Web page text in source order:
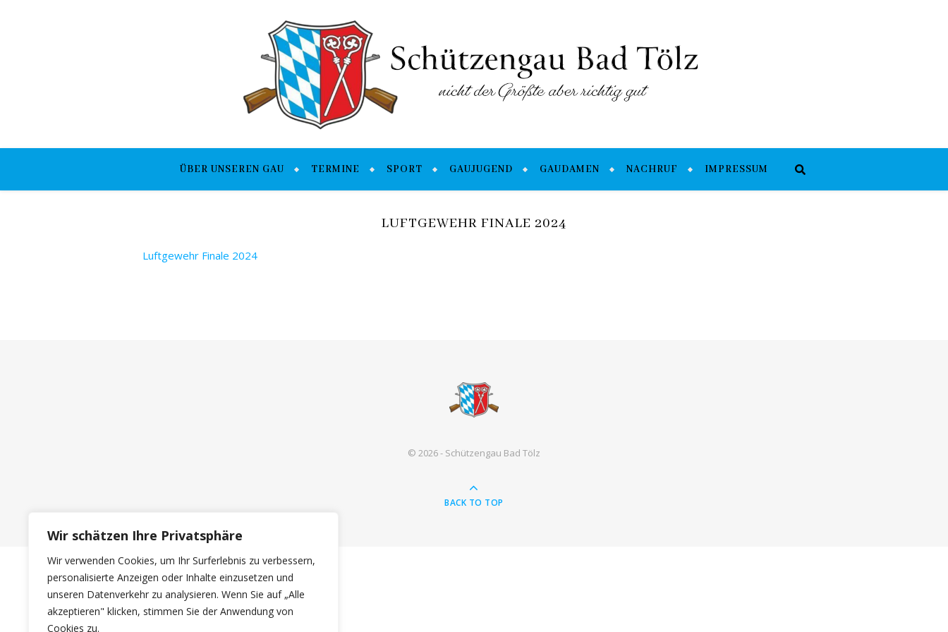
Wir schätzen Ihre Privatsphäre
Wir verwenden Cookies, um Ihr Surferlebnis zu verbessern,
personalisierte Anzeigen oder Inhalte einzusetzen und
unseren Datenverkehr zu analysieren. Wenn Sie auf „Alle
akzeptieren" klicken, stimmen Sie der Anwendung von
Cookies zu.
ÜBER UNSEREN GAU TERMINE SPORT GAUJUGEND GAUDAMEN NACHRUF IMPRESSUM
LUFTGEWEHR FINALE 2024
Luftgewehr Finale 2024
© 2026 - Schützengau Bad Tölz
BACK TO TOP